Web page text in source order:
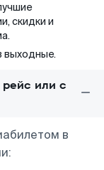
скидки и
выходные.
или с
в